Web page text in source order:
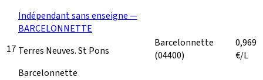
17
Indépendant sans enseigne —
BARCELONNETTE
Terres Neuves. St Pons
Barcelonnette
Barcelonnette
(04400)
0,969
€/L